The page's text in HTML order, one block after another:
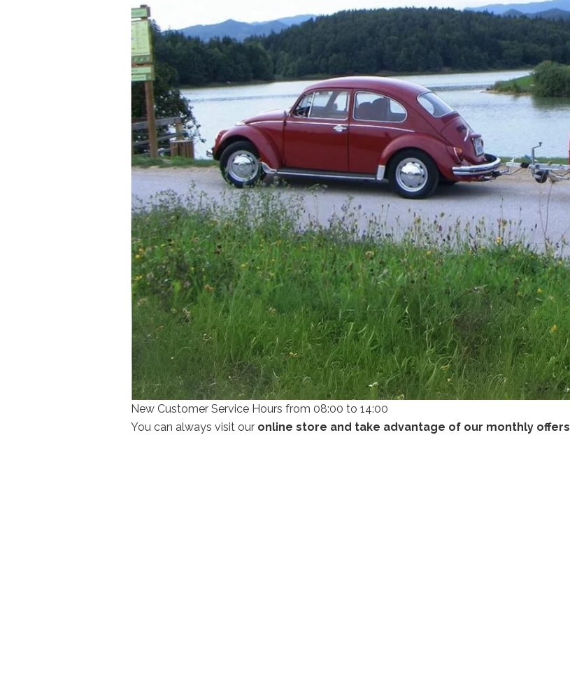
New Customer Service Hours from 08:00 to 14:00
You can always visit our online store and take advantage of our monthly offers